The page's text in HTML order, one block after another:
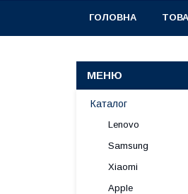
ГОЛОВНА
Каталог
Lenovo
Samsung
Xiaomi
Apple